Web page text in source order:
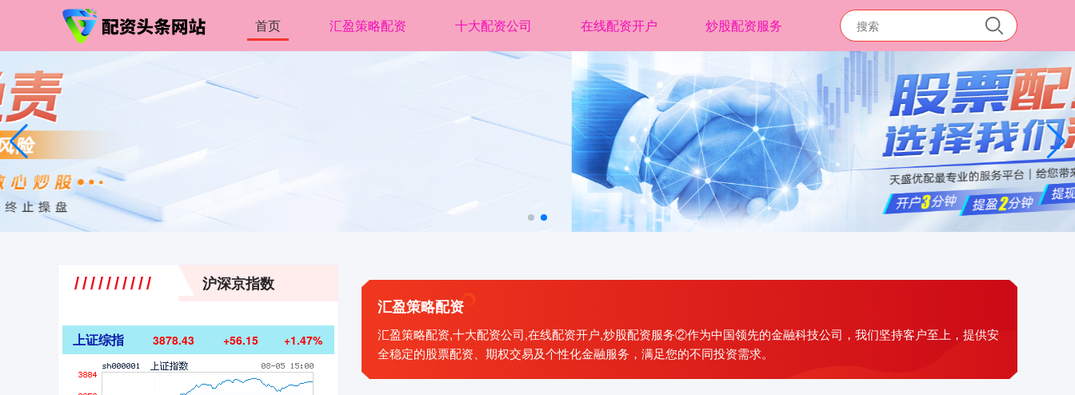
首页 汇盈策略配资 十大配资公司 在线配资开户 炒股配资服务
汇盈策略配资
汇盈策略配资,十大配资公司,在线配资开户,炒股配资服务②作为中国领先的金融科技公司，我们坚持客户至上，提供安
全稳定的股票配资、期权交易及个性化金融服务，满足您的不同投资需求。
沪深京指数
上证综指 3878.43 +56.15 +1.47%